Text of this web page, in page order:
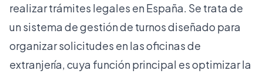
realizar trámites legales en España. Se trata de
un sistema de gestión de turnosdiseñado para
organizar solicitudes en las oficinas de
extranjería, cuya función principal es optimizar la